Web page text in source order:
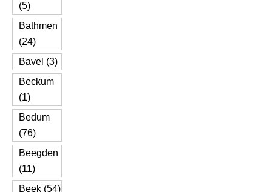
(5)
Bathmen
(24)
Bavel (3)
Beckum
(1)
Bedum
(76)
Beegden
(11)
Beek (54)